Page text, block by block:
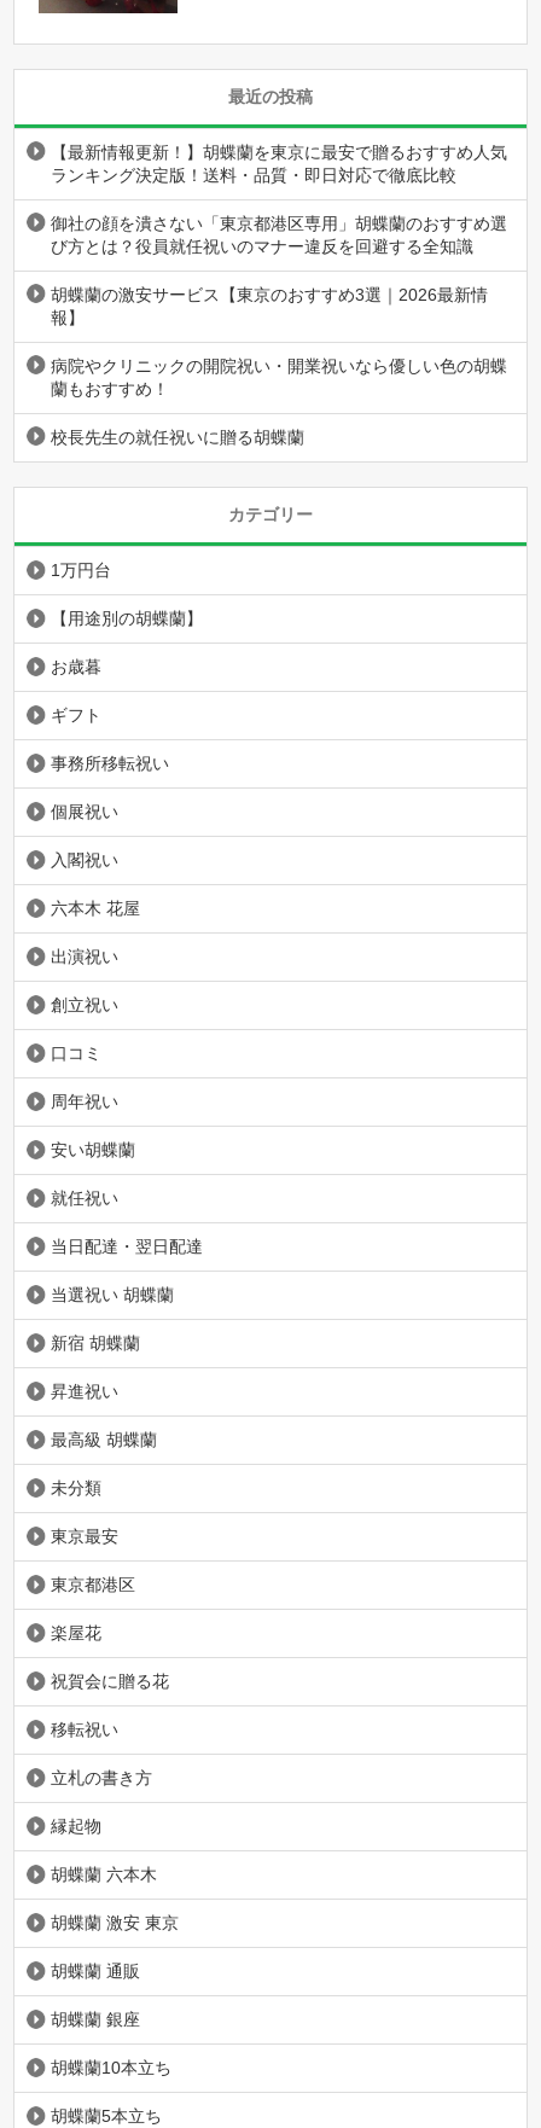
最近の投稿
【最新情報更新！】胡蝶蘭を東京に最安で贈るおすすめ人気
ランキング決定版！送料・品質・即日対応で徹底比較
御社の顔を潰さない「東京都港区専用」胡蝶蘭のおすすめ選
び方とは？役員就任祝いのマナー違反を回避する全知識
胡蝶蘭の激安サービス【東京のおすすめ3選｜2026最新情
報】
病院やクリニックの開院祝い・開業祝いなら優しい色の胡蝶
蘭もおすすめ！
校長先生の就任祝いに贈る胡蝶蘭
カテゴリー
1万円台
【用途別の胡蝶蘭】
お歳暮
ギフト
事務所移転祝い
個展祝い
入閣祝い
六本木 花屋
出演祝い
創立祝い
口コミ
周年祝い
安い胡蝶蘭
就任祝い
当日配達・翌日配達
当選祝い 胡蝶蘭
新宿 胡蝶蘭
昇進祝い
最高級 胡蝶蘭
未分類
東京最安
東京都港区
楽屋花
祝賀会に贈る花
移転祝い
立札の書き方
縁起物
胡蝶蘭 六本木
胡蝶蘭 激安 東京
胡蝶蘭 通販
胡蝶蘭 銀座
胡蝶蘭10本立ち
胡蝶蘭5本立ち